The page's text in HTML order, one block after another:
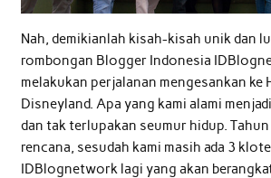
Nah, demikianlah kisah-kisah unik dan
rombongan Blogger Indonesia
melakukan perjalanan mengesankan ke
Disneyland. Apa yang kami alami
dan tak terlupakan seumur hidup.
rencana, sesudah kami masih ada 3
IDBlognetwork lagi yang akan